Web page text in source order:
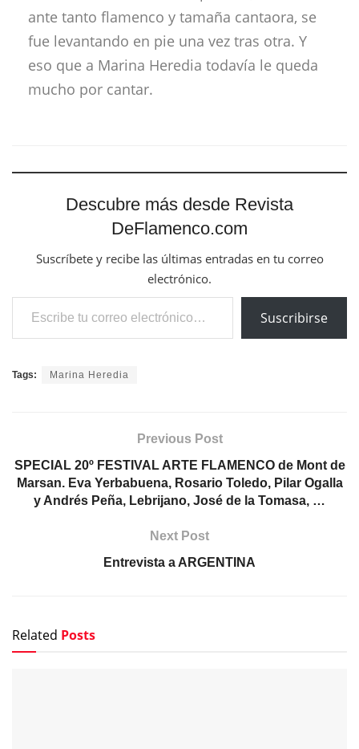
ante tanto flamenco y tamaña cantaora, se
fue levantando en pie una vez tras otra. Y
eso que a Marina Heredia todavía le queda
mucho por cantar.
Descubre más desde Revista
DeFlamenco.com
Suscríbete y recibe las últimas entradas en tu correo
electrónico.
Escribe tu correo electrónico…
Suscribirse
Tags: Marina Heredia
Previous Post
SPECIAL 20º FESTIVAL ARTE FLAMENCO de Mont de
Marsan. Eva Yerbabuena, Rosario Toledo, Pilar Ogalla
y Andrés Peña, Lebrijano, José de la Tomasa, …
Next Post
Entrevista a ARGENTINA
Related Posts